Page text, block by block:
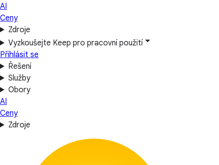
AI
Ceny
Zdroje
Vyzkoušejte Keep pro pracovní použití
Přihlásit se
Řešení
Služby
Obory
AI
Ceny
Zdroje